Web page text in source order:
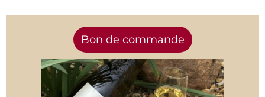
Bon de commande